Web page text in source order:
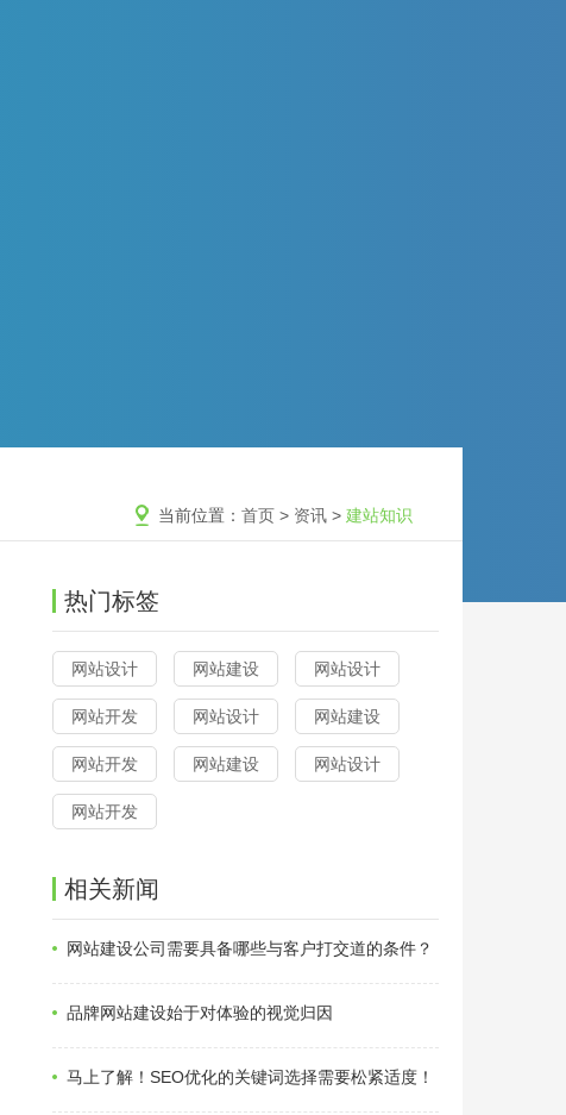
当前位置：首页 > 资讯 >建站知识
热门标签
网站设计 网站建设 网站设计
网站开发 网站设计 网站建设
网站开发 网站建设 网站设计
网站开发
相关新闻
网站建设公司需要具备哪些与客户打交道的条件？
品牌网站建设始于对体验的视觉归因
马上了解！SEO优化的关键词选择需要松紧适度！